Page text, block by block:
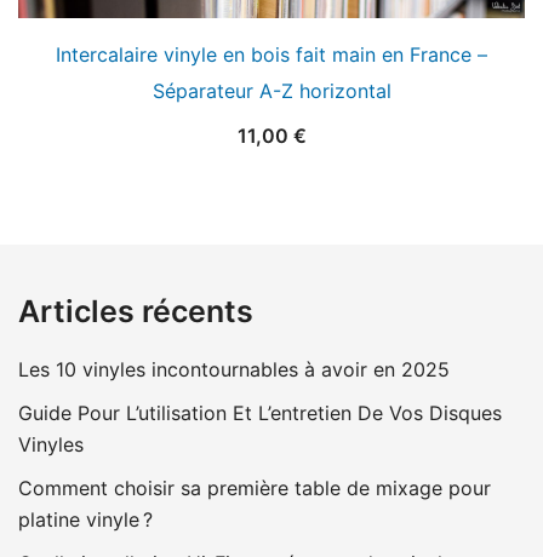
Intercalaire vinyle en bois fait main en France –
Séparateur A-Z horizontal
11,00 €
Articles récents
Les 10 vinyles incontournables à avoir en 2025
Guide Pour L’utilisation Et L’entretien De Vos Disques
Vinyles
Comment choisir sa première table de mixage pour
platine vinyle ?